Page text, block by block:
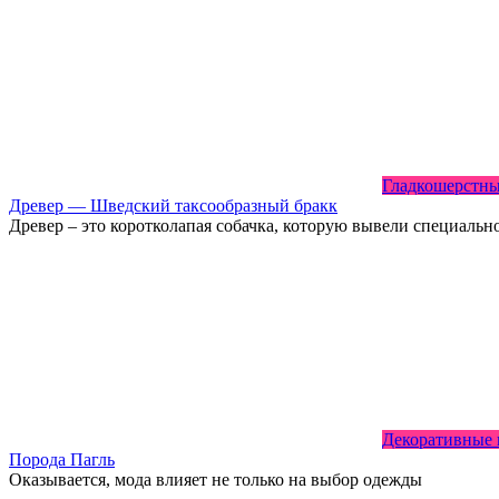
Древер — Шведский таксообразный бракк
Древер – это коротколапая собачка, которую вывели
Декоративные
Порода Пагль
Оказывается, мода влияет не только на выбор одежды